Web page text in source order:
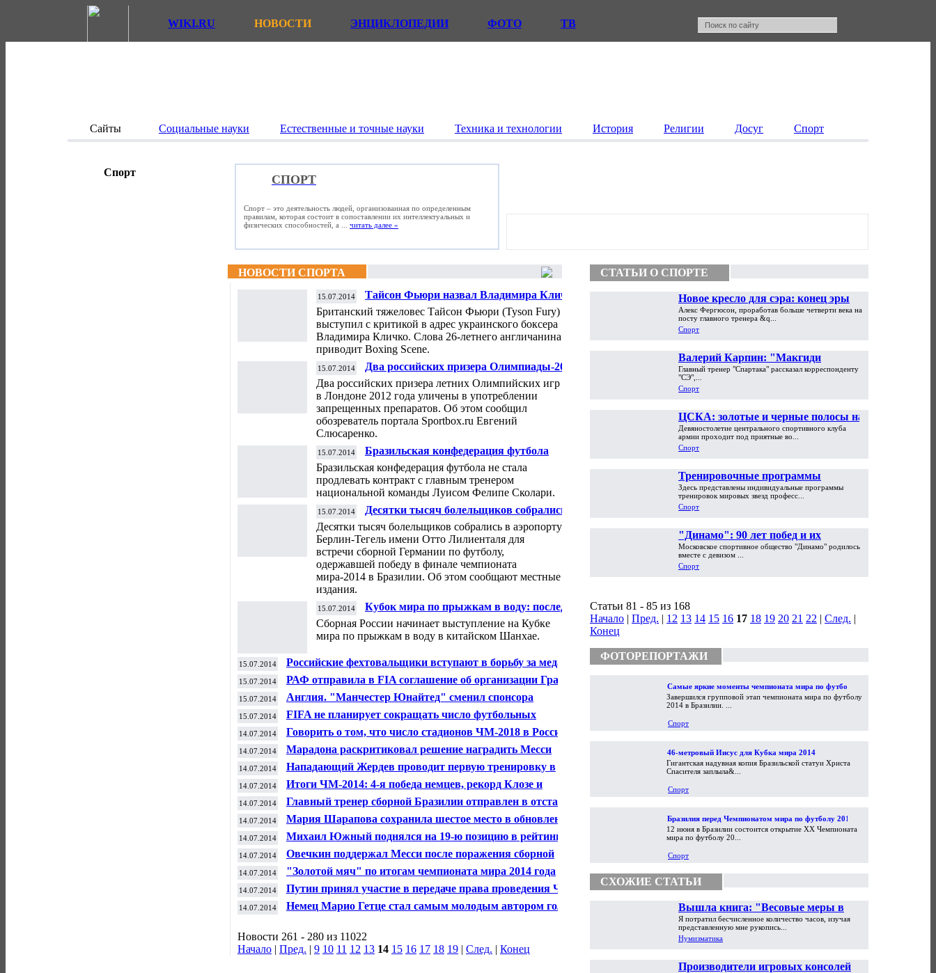
WIKI.RU НОВОСТИ ЭНЦИКЛОПЕДИИ ФОТО ТВ
Сайты Социальные науки Естественные и точные науки Техника и технологии История Религии Досуг Спорт
Спорт
СПОРТ
Спорт – это деятельность людей, организованная по определенным
правилам, которая состоит в сопоставлении их интеллектуальных и
физических способностей, а ... читать далее »
НОВОСТИ СПОРТА
15.07.2014
Тайсон Фьюри назвал Владимира Кличко
слабаком
Британский тяжеловес Тайсон Фьюри (Tyson Fury)
выступил с критикой в адрес украинского боксера
Владимира Кличко. Слова 26-летнего англичанина
приводит Boxing Scene.
15.07.2014
Два российских призера Олимпиады-2012
уличены в употреблении допинга
Два российских призера летних Олимпийских игр
в Лондоне 2012 года уличены в употреблении
запрещенных препаратов. Об этом сообщил
обозреватель портала Sportbox.ru Евгений
Слюсаренко.
15.07.2014
Бразильская конфедерация футбола
подтвердила отказ от продления контракта
со Сколари
Бразильская конфедерация футбола не стала
продлевать контракт с главным тренером
национальной команды Луисом Фелипе Сколари.
15.07.2014
Десятки тысяч болельщиков собрались в
аэропорту Берлина для встречи сборной
Германии
Десятки тысяч болельщиков собрались в аэропорту
Берлин-Тегель имени Отто Лилиенталя для
встречи сборной Германии по футболу,
одержавшей победу в финале чемпионата
мира-2014 в Бразилии. Об этом сообщают местные
издания.
15.07.2014
Кубок мира по прыжкам в воду: последний
важный старт россиян перед ЧЕ
Сборная России начинает выступление на Кубке
мира по прыжкам в воду в китайском Шанхае.
15.07.2014
Российские фехтовальщики вступают в борьбу за медали
чемпионата мира в Казани
15.07.2014
РАФ отправила в FIA соглашение об организации Гран-
при России "Ф-1"
15.07.2014 Англия. "Манчестер Юнайтед" сменил спонсора
15.07.2014
FIFA не планирует сокращать число футбольных
стадионов на ЧМ-2018
14.07.2014
Говорить о том, что число стадионов ЧМ-2018 в России
сократят, рано - Мутко
14.07.2014
Марадона раскритиковал решение наградить Месси
«Золотым мячом»
14.07.2014
Нападающий Жердев проводит первую тренировку в
составе ХК "Динамо" - Сафронов
14.07.2014
Итоги ЧМ-2014: 4-я победа немцев, рекорд Клозе и
высокая результативность
14.07.2014 Главный тренер сборной Бразилии отправлен в отставку
14.07.2014
Мария Шарапова сохранила шестое место в обновленном
рейтинге WTA
14.07.2014
Михаил Южный поднялся на 19-ю позицию в рейтинге
ATP
14.07.2014
Овечкин поддержал Месси после поражения сборной
Аргентины в финале ЧМ
14.07.2014
"Золотой мяч" по итогам чемпионата мира 2014 года
вручили Лионелю Месси
14.07.2014
Путин принял участие в передаче права проведения ЧМ
по футболу России
14.07.2014
Немец Марио Гетце стал самым молодым автором гола в
Новости 261 - 280 из 11022
Начало | Пред. | 9 10 11 12 13 14 15 16 17 18 19 | След. | Конец
СТАТЬИ О СПОРТЕ
Новое кресло для сэра: конец эры
Фергюсона в "Манчестер Юнайтед"
Алекс Фергюсон, проработав больше четверти века на
посту главного тренера &q...
Спорт
Валерий Карпин: "Макгиди
поступил безответственно"
Главный тренер "Спартака" рассказал корреспонденту
"СЭ",...
Спорт
ЦСКА: золотые и черные полосы на
веку "красно-синих"
Девяностолетие центрального спортивного клуба
армии проходит под приятные во...
Спорт
Тренировочные программы
чемпионов
Здесь представлены индивидуальные программы
тренировок мировых звезд професс...
Спорт
"Динамо": 90 лет побед и их
ожиданий
Московское спортивное общество "Динамо" родилось
вместе с девизом ...
Спорт
Статьи 81 - 85 из 168
Начало | Пред. | 12 13 14 15 16 17 18 19 20 21 22 | След. |
Конец
ФОТОРЕПОРТАЖИ
Самые яркие моменты чемпионата мира по футболу
2014
Завершился групповой этап чемпионата мира по футболу
2014 в Бразилии. ...
Спорт
46-метровый Иисус для Кубка мира 2014
Гигантская надувная копия Бразильской статуи Христа
Спасителя заплыла&...
Спорт
Бразилия перед Чемпионатом мира по футболу 2014
12 июня в Бразилии состоится открытие XX Чемпионата
мира по футболу 20...
Спорт
СХОЖИЕ СТАТЬИ
Вышла книга: "Весовые меры в
торговой практике Античности и
Средневековья"
Я потратил бесчисленное количество часов, изучая
представленную мне рукопись...
Нумизматика
Производители игровых консолей